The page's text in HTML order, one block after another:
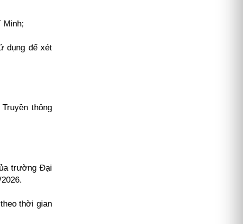
Minh;
dụng để xét
thông
trường Đại
thời gian